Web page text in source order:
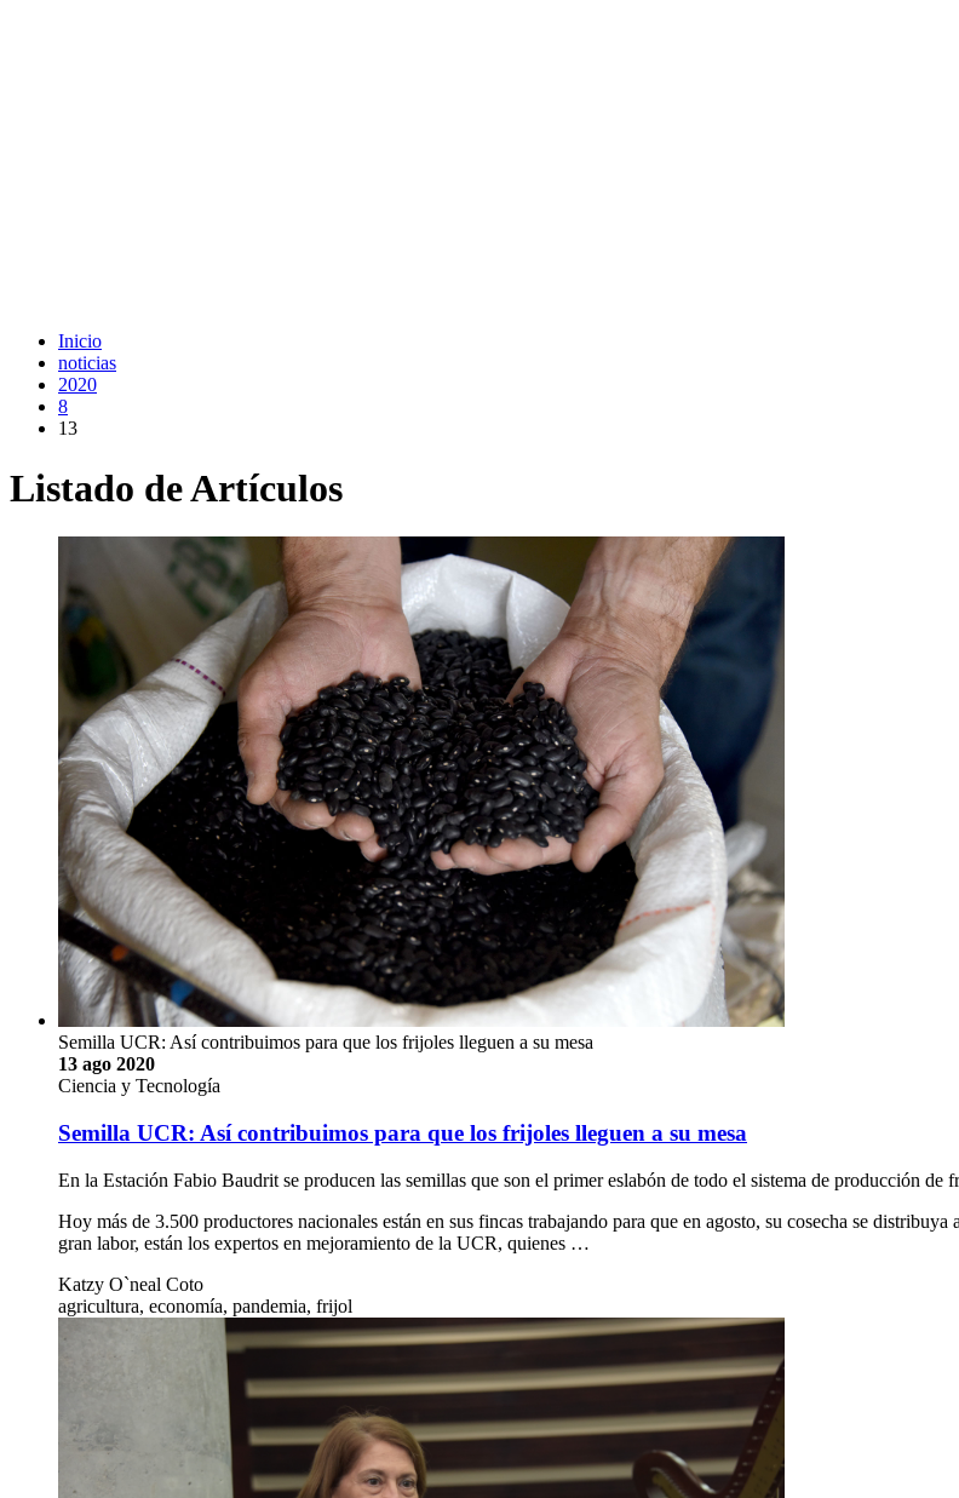
Inicio
noticias
2020
8
13
Listado de Artículos
Semilla UCR: Así contribuimos para que los frijoles lleguen a su mesa
13 ago 2020
Ciencia y Tecnología
Semilla UCR: Así contribuimos para que los frijoles lleguen a su mesa
En la Estación Fabio Baudrit se producen las semillas que son el primer eslabón de todo el sistema de producción de
Hoy más de 3.500 productores nacionales están en sus fincas trabajando para que en agosto, su cosecha se
gran labor, están los expertos en mejoramiento de la UCR, quienes …
Katzy O`neal Coto
agricultura, economía, pandemia, frijol